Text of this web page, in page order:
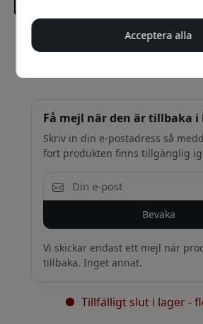
Rekommenderat
Få mejl när den är tillbaka i
Skriv in din e-postadress så
fort produkten finns tillgänglig
Bevaka
Vi skickar endast ett mejl när
tillbaka. Inget annat.
Tillfälligt slut i lager -
Acceptera alla